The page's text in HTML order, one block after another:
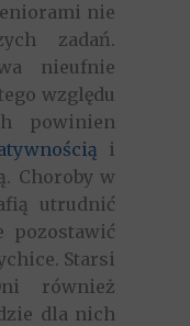
nie
zadań.
nieufnie
względu
powinien
i
Choroby w
utrudnić
pozostawić
Starsi
również
dla nich